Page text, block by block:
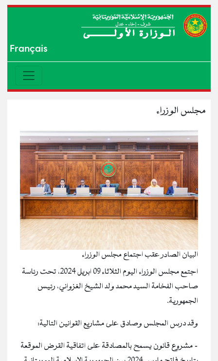
Français
مجلس الوزراء
البيان الصادر عقب اجتماع مجلس الوزراء
اجتمع مجلس الوزراء اليوم الثلاثاء 09 ابريل 2024، تحت رئاسة
صاحب الفخامة السيد محمد ولد الشيخ الغزواني، رئيس
الجمهورية.
وقد درس المجلس وصادق على مشاريع القوانين التالية:
- مشروع قانون يسمح بالمصادقة على اتفاقية القرض الموقعة